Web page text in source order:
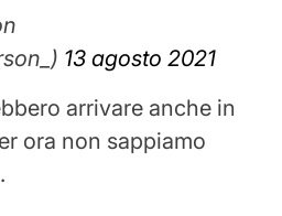
13 agosto 2021
arrivare anche in
ora non sappiamo